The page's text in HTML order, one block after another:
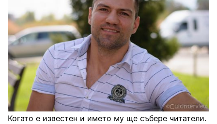
Когато е известен и името му ще събере читатели.